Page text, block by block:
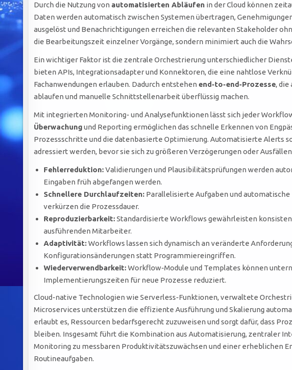
Durch die Nutzung von automatisierten Abläufen in der Cloud können
Daten werden automatisch zwischen Systemen übertragen,
ausgelöst und Benachrichtigungen erreichen die relevanten Stakeholder
die Bearbeitungszeit einzelner Vorgänge, sondern minimiert auch die
Ein wichtiger Faktor ist die zentrale Orchestrierung unterschiedlicher
bieten APIs, Integrationsadapter und Konnektoren, die eine nahtlose
Fachanwendungen erlauben. Dadurch entstehen end-to-end-Prozesse, die
ablaufen und manuelle Schnittstellenarbeit überflüssig machen.
Mit integrierten Monitoring- und Analysefunktionen lässt sich jeder
Überwachungund Reporting ermöglichen das schnelle Erkennen von
Prozessschritte und die datenbasierte Optimierung. Automatisierte Alerts
adressiert werden, bevor sie sich zu größeren Verzögerungen oder Ausfällen
Fehlerreduktion:Validierungen und Plausibilitätsprüfungen werden
Eingaben früh abgefangen werden.
Schnellere Durchlaufzeiten: Parallelisierte Aufgaben und
verkürzen die Prozessdauer.
Reproduzierbarkeit:Standardisierte Workflows gewährleisten
ausführenden Mitarbeiter.
Adaptivität:Workflows lassen sich dynamisch an veränderte
Konfigurationsänderungen statt Programmiereingriffen.
Wiederverwendbarkeit:Workflow-Module und Templates können
Implementierungszeiten für neue Prozesse reduziert.
Cloud-native Technologien wie Serverless-Funktionen, verwaltete
Microservices unterstützen die effiziente Ausführung und Skalierung
erlaubt es, Ressourcen bedarfsgerecht zuzuweisen und sorgt dafür, dass
bleiben. Insgesamt führt die Kombination aus Automatisierung, zentraler
Monitoring zu messbaren Produktivitätszuwächsen und einer erheblichen
Routineaufgaben.